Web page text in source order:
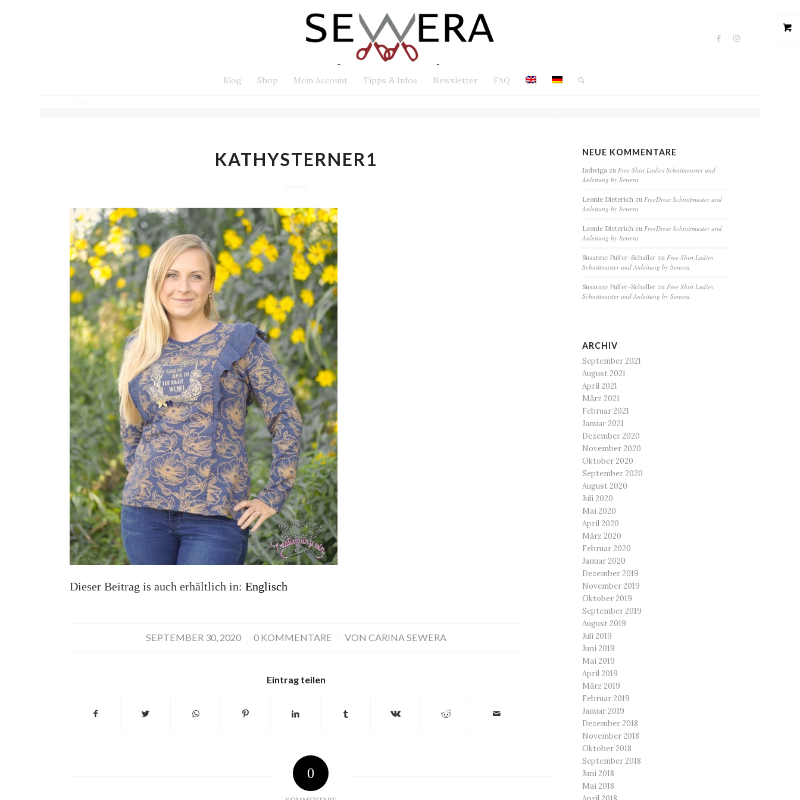
Blog Shop Mein Account Tipps & Infos Newsletter FAQ
KATHYSTERNER1
Dieser Beitrag is auch erhältlich in:Englisch
SEPTEMBER 30, 2020
/ 0 KOMMENTARE
/ VON CARINA SEWERA
Eintrag teilen
0
NEUE KOMMENTARE
Jadwiga zuFree Shirt Ladies Schnittmuster und
Anleitung by Sewera
Leonie Dieterich zuFreeDress Schnittmuster und
Anleitung by Sewera
Leonie Dieterich zuFreeDress Schnittmuster und
Anleitung by Sewera
Susanne Pulfer-Schaller zuFree Shirt Ladies
Schnittmuster und Anleitung by Sewera
Susanne Pulfer-Schaller zuFree Shirt Ladies
Schnittmuster und Anleitung by Sewera
ARCHIV
September 2021
August 2021
April 2021
März 2021
Februar 2021
Januar 2021
Dezember 2020
November 2020
Oktober 2020
September 2020
August 2020
Juli 2020
Mai 2020
April 2020
März 2020
Februar 2020
Januar 2020
Dezember 2019
November 2019
Oktober 2019
September 2019
August 2019
Juli 2019
Juni 2019
Mai 2019
April 2019
März 2019
Februar 2019
Januar 2019
Dezember 2018
November 2018
Oktober 2018
September 2018
Juni 2018
Mai 2018